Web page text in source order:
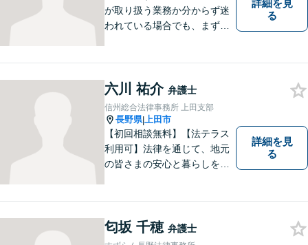
が取り扱う業務か分からず迷
われている場合でも、まずは
詳細を見
る
六川 祐介 弁護士
信州総合法律事務所 上田支部
長野県|上田市
【初回相談無料】【法テラス
利用可】法律を通じて、地元
の皆さまの安心と暮らしを全
さい。どのようなご相談でも
真摯に向き合い、解決まで全
詳細を見
る
匂坂 千穂 弁護士